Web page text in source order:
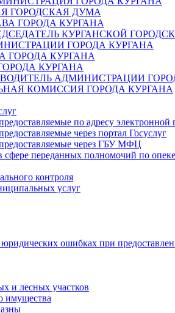
ГОРОДСКАЯ ДУМА
ГОРОДА КУРГАНА
КУРГАНСКОЙ
ГОРОДА КУРГАНА
ГОРОДА КУРГАНА
КУРГАНА
АДМИНИСТРАЦИИ
КОМИССИЯ ГОРОДА КУРГАНА
по адресу электронной
через портал Госуслуг
через ГБУ МФЦ
сфере переданных полномочий по
контроля
услуг
ошибках при
и лесных участков
имущества